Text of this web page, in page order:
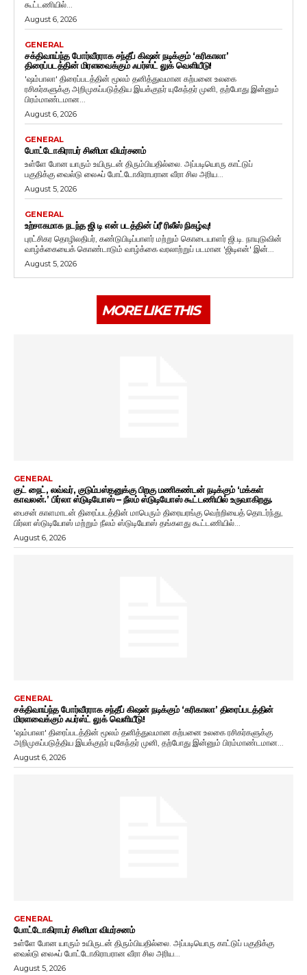
கூட்டணியில்...
August 6, 2026
GENERAL
சக்திவாய்ந்த போர்வீரராக சந்தீப் கிஷன் நடிக்கும் ‘கரிகாலா’
திரைப்படத்தின் மிரளவைக்கும் ஃபர்ஸ்ட் லுக் வெளியீடு!
'ஷம்பாலா' திரைப்படத்தின் மூலம் தனித்துவமான கற்பனை உலகை
ரசிகர்களுக்கு அறிமுகப்படுத்திய இயக்குநர் யுகேந்தர் முனி, தற்போது இன்னும்
பிரம்மாண்டமான...
August 6, 2026
GENERAL
போட்டோகிராபர் சினிமா விமர்சனம்
உள்ளே போன யாரும் உயிருடன் திரும்பியதில்லை. அப்படியொரு காட்டுப்
பகுதிக்கு வைல்டு லைஃப் போட்டோகிராபரான வீரா சில அரிய...
August 5, 2026
GENERAL
உற்சாகமாக நடந்த ஜி டி என் படத்தின் ப்ரீ ரிலீஸ் நிகழ்வு!
புரட்சிகர தொழிலதிபர், கண்டுபிடிப்பாளர் மற்றும் கொடையாளர் ஜி.டி. நாயுடுவின்
வாழ்க்கையைக் கொண்டாடும் வாழ்க்கை வரலாற்றுப் படமான 'ஜிடிஎன்' இன்...
August 5, 2026
MORE LIKE THIS
GENERAL
குட் நைட், லவ்வர், குடும்பஸ்தனுக்கு பிறகு மணிகண்டன் நடிக்கும் ‘மக்கள்
காவலன்.’ பிர்லா ஸ்டுடியோஸ் – நீலம் ஸ்டுடியோஸ் கூட்டணியில் உருவாகிறது.
பைசன் காளமாடன் திரைப்படத்தின் மாபெரும் திரையரங்கு வெற்றியைத் தொடர்ந்து,
பிர்லா ஸ்டுடியோஸ் மற்றும் நீலம் ஸ்டுடியோஸ் தங்களது கூட்டணியில்...
August 6, 2026
GENERAL
சக்திவாய்ந்த போர்வீரராக சந்தீப் கிஷன் நடிக்கும் ‘கரிகாலா’ திரைப்படத்தின்
மிரளவைக்கும் ஃபர்ஸ்ட் லுக் வெளியீடு!
'ஷம்பாலா' திரைப்படத்தின் மூலம் தனித்துவமான கற்பனை உலகை ரசிகர்களுக்கு
அறிமுகப்படுத்திய இயக்குநர் யுகேந்தர் முனி, தற்போது இன்னும் பிரம்மாண்டமான...
August 6, 2026
GENERAL
போட்டோகிராபர் சினிமா விமர்சனம்
உள்ளே போன யாரும் உயிருடன் திரும்பியதில்லை. அப்படியொரு காட்டுப் பகுதிக்கு
வைல்டு லைஃப் போட்டோகிராபரான வீரா சில அரிய...
August 5, 2026